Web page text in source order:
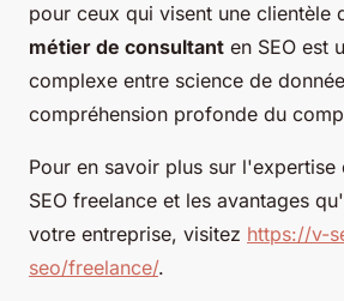
pour ceux qui visent une clientèle
métier de consultant en SEO est
complexe entre science de
compréhension profonde du
Pour en savoir plus sur l'expertise
SEO freelance et les avantages
votre entreprise, visitez https://v-
seo/freelance/.